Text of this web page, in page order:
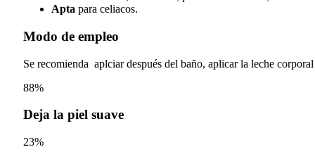
Apta para celiacos.
Modo de empleo
Se recomienda aplciar después del baño, aplicar la leche
88%
Deja la piel suave
23%